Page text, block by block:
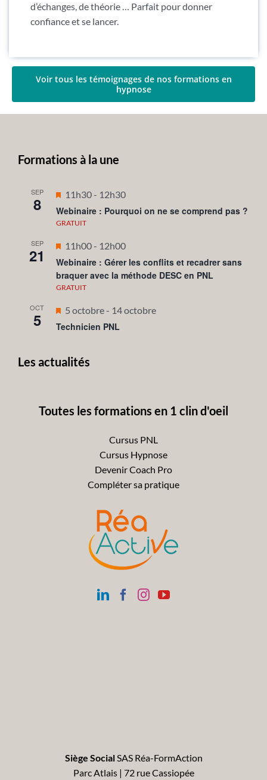
d’échanges, de théorie … Parfait pour donner
confiance et se lancer.
Voir tous les témoignages de nos formations en
hypnose
Formations à la une
SEP
8
Mis
en
avant
11h30- 12h30
Webinaire : Pourquoi on ne se comprend pas ?
GRATUIT
SEP
21
Mis
en
avant
11h00- 12h00
Webinaire : Gérer les conflits et recadrer sans
braquer avec la méthode DESC en PNL
GRATUIT
OCT
5
Mis
en
5 octobre- 14 octobre
Technicien PNL
Les actualités
Toutes les formations en 1 clin d'oeil
Cursus PNL
Cursus Hypnose
Devenir Coach Pro
Compléter sa pratique
Siège SocialSAS Réa-FormAction
Parc Atlais | 72 rue Cassiopée